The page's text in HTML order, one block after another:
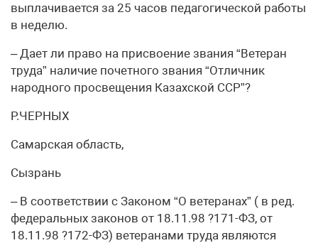
выплачивается за 25 часов педагогической работы
в неделю.
– Дает ли право на присвоение звания “Ветеран
труда” наличие почетного звания “Отличник
народного просвещения Казахской ССР”?
Р.ЧЕРНЫХ
Самарская область,
Сызрань
– В соответствии с Законом “О ветеранах” ( в ред.
федеральных законов от 18.11.98 ?171-ФЗ, от
18.11.98 ?172-ФЗ) ветеранами труда являются